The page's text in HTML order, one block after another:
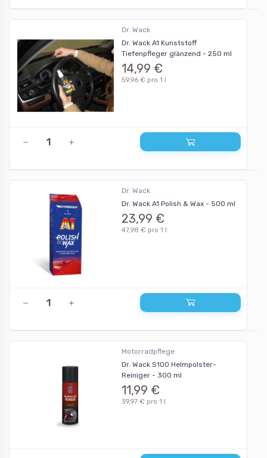
Dr. Wack
Dr. Wack A1 Kunststoff
Tiefenpfleger glänzend - 250 ml
14,99 €
59,96 € pro 1 l
Dr. Wack
Dr. Wack A1 Polish & Wax - 500 ml
23,99 €
47,98 € pro 1 l
Motorradpflege
Dr. Wack S100 Helmpolster-
Reiniger - 300 ml
11,99 €
39,97 € pro 1 l